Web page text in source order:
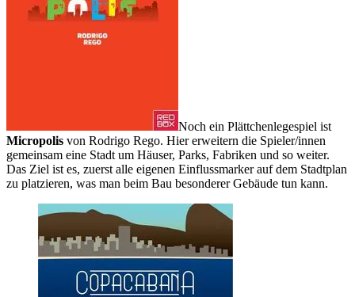
Noch ein Plättchenlegespiel ist
Micropolis von Rodrigo Rego. Hier erweitern die Spieler/innen
gemeinsam eine Stadt um Häuser, Parks, Fabriken und so weiter.
Das Ziel ist es, zuerst alle eigenen Einflussmarker auf dem Stadtplan
zu platzieren, was man beim Bau besonderer Gebäude tun kann.